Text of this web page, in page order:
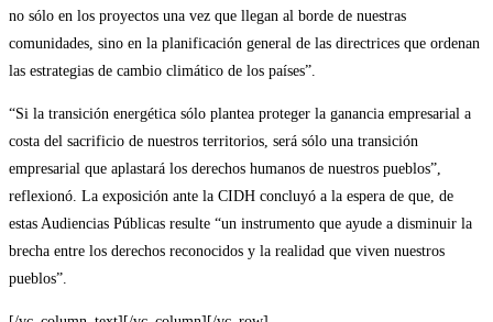
no sólo en los proyectos una vez que llegan al borde de nuestras
comunidades, sino en la planificación general de las directrices que ordenan
las estrategias de cambio climático de los países”.
“Si la transición energética sólo plantea proteger la ganancia empresarial a
costa del sacrificio de nuestros territorios, será sólo una transición
empresarial que aplastará los derechos humanos de nuestros pueblos”,
reflexionó. La exposición ante la CIDH concluyó a la espera de que, de
estas Audiencias Públicas resulte “un instrumento que ayude a disminuir la
brecha entre los derechos reconocidos y la realidad que viven nuestros
pueblos”.